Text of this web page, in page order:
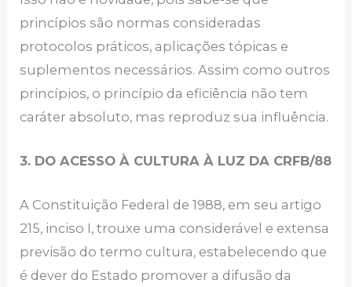
princípios são normas consideradas
protocolos práticos, aplicações tópicas e
suplementos necessários. Assim como outros
princípios, o princípio da eficiência não tem
caráter absoluto, mas reproduz sua influência.
3. DO ACESSO À CULTURA À LUZ DA CRFB/88
A Constituição Federal de 1988, em seu artigo
215, inciso I, trouxe uma considerável e extensa
previsão do termo cultura, estabelecendo que
é dever do Estado promover a difusão da